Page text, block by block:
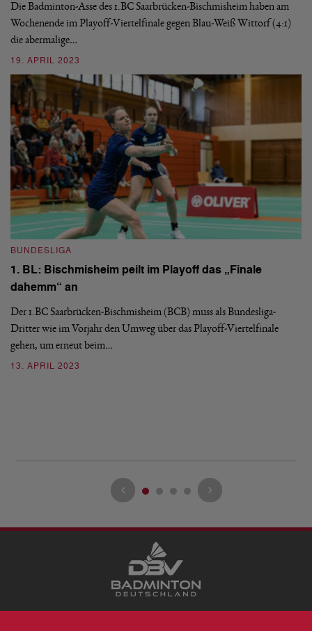
Die Badminton-Asse des 1.BC Saarbrücken-Bischmisheim haben am
Wochenende im Playoff-Viertelfinale gegen Blau-Weiß Wittorf (4:1)
die abermalige…
19. APRIL 2023
BUNDESLIGA
1. BL: Bischmisheim peilt im Playoff das „Finale
dahemm“ an
Der 1.BC Saarbrücken-Bischmisheim (BCB) muss als Bundesliga-
Dritter wie im Vorjahr den Umweg über das Playoff-Viertelfinale
gehen, um erneut beim…
13. APRIL 2023